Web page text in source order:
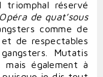
triomphal réservé
de quat’sous
comme de
de respectables
Mutatis
également à